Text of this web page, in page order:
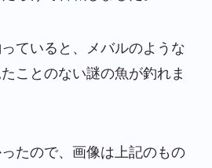
ていると、メバルのような
ことのない謎の魚が釣れま
たので、画像は上記のもの